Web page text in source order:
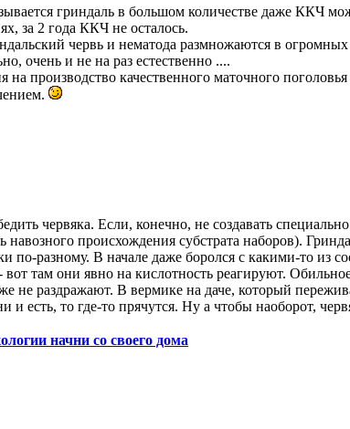
гриндаль в большом количестве даже ККЧ
за 2 года ККЧ не осталось.
червь и нематода размножаются в огромных
очень и не на раз естественно ....
производство качественного маточного
червяка. Если, конечно, не создавать
навозного происхождения субстрата наборов).
по-разному. В начале даже боролся с какими-то из
там они явно на кислотность реагируют.
раздражают. В вермике на даче, который
есть, то где-то прячутся. Ну а чтобы наоборот,
начни со своего дома